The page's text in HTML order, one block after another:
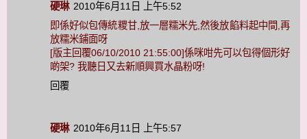
硬琳 2010年6月11日 上午5:52
即係好似包傳統糭甘,放一層糯米先,然後放餡料起中間,再
放糯米鋪面呀
[版主回覆06/10/2010 21:55:00]係咪咁先可以包得個形好
啲架? 我聽日又去新順興買水晶粉呀!
回覆
硬琳 2010年6月11日 上午5:57